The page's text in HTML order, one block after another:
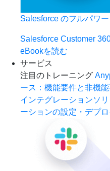
Salesforce のフルパワ
Salesforce Customer
eBookを読む
サービス
注目のトレーニング
ース：機能要件と非機
インテグレーションソ
ーションの設定・デプ